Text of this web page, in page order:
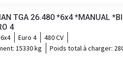
TGA 26.480 *6x4 *MANUAL
4
6x4 Euro 4
480 CV
15330 kg Poids total à charger: